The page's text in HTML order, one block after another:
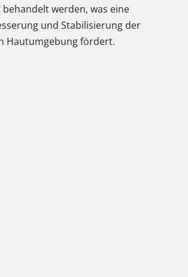
behandelt werden, was eine
und Stabilisierung der
Hautumgebung fördert.